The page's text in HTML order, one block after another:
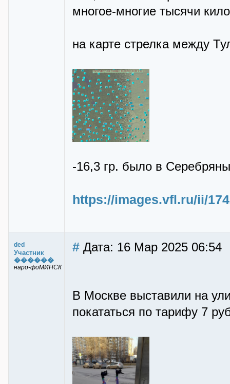
многое-многие тысячи
на карте стрелка между
-16,3 гр. было в
https://images.vfl.ru/ii/
ded
Участник
������
наро-фоМИНСК
# Дата: 16 Мар 2025 06:54
В Москве выставили на
покататься по тарифу 7